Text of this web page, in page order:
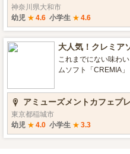
神奈川県大和市
幼児 ★ 4.6 小学生 ★ 4.6
大人気！クレミア
これまでにない味わ
ムソフト「CREMIA
”PREMIUM”感を併せ
ムです♪ 濃厚でなめらかな味わいと、ラングドシャタイプ
アミューズメントカフェプ
東京都稲城市
幼児 ★ 4.0 小学生 ★ 3.3